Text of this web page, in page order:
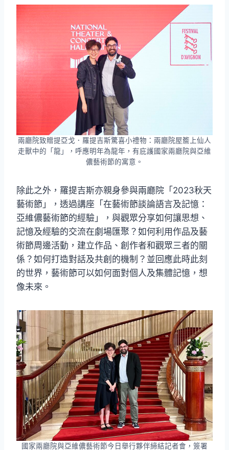
兩廳院致贈提亞戈．羅提吉斯驚喜小禮物：兩廳院屋簷上仙人
走獸中的「龍」，呼應明年為龍年，有庇護國家兩廳院與亞維
儂藝術節的寓意。
除此之外，羅提吉斯亦親身參與兩廳院「2023秋天
藝術節」，透過講座「在藝術節談論語言及記憶：
亞維儂藝術節的經驗」，與觀眾分享如何讓思想、
記憶及經驗的交流在劇場匯聚？如何利用作品及藝
術節周邊活動，建立作品、創作者和觀眾三者的關
係？如何打造對話及共創的機制？並回應此時此刻
的世界，藝術節可以如何面對個人及集體記憶，想
像未來。
國家兩廳院與亞維儂藝術節今日舉行夥伴締結記者會，簽署